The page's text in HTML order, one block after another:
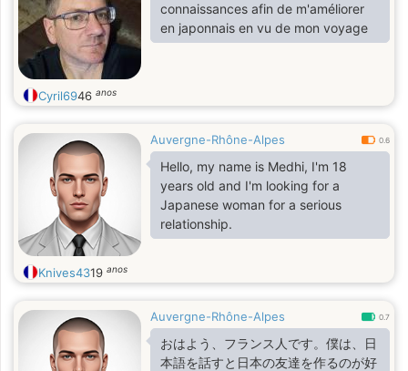
connaissances afin de m'améliorer
en japonnais en vu de mon voyage
Cyril6946 anos
Auvergne-Rhône-Alpes 0.6
Hello, my name is Medhi, I'm 18
years old and I'm looking for a
Japanese woman for a serious
relationship.
Knives4319 anos
Auvergne-Rhône-Alpes 0.7
おはよう、フランス人です。僕は、日
本語を話すと日本の友達を作るのが好